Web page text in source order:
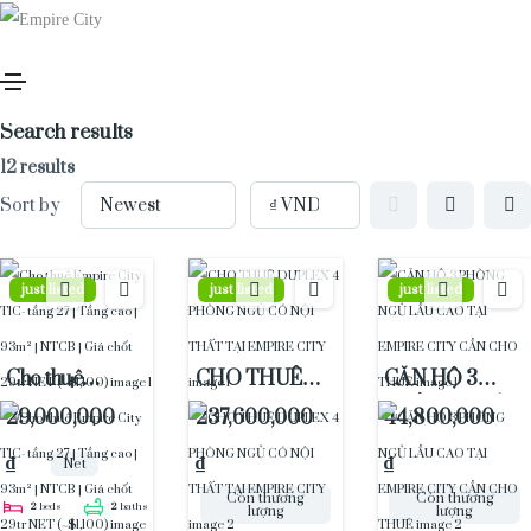
Search results
12 results
Sort by
just listed
Cho thuê
Empire City
T1C- tầng 27 |
Tầng cao |
93m² | NTCB |
Giá chốt 29tr
29,000,000
₫
Net
2 beds 2baths
just listed
CHO THUÊ
DUPLEX 4
PHÒNG NGỦ
CÓ NỘI THẤT
TẠI EMPIRE
CITY
237,600,000
₫
Còn thương
lượng
just listed
CĂN HỘ 3
PHÒNG NGỦ
LẦU CAO TẠI
EMPIRE CITY
CẦN CHO
THUÊ
44,800,000
₫
Còn thương
lượng